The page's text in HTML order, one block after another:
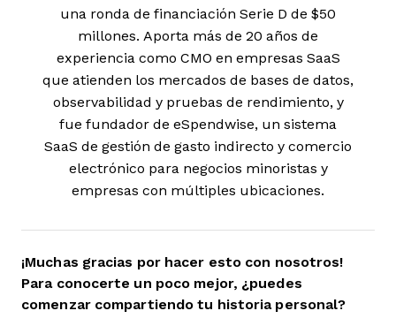
una ronda de financiación Serie D de $50
millones. Aporta más de 20 años de
experiencia como CMO en empresas SaaS
que atienden los mercados de bases de datos,
observabilidad y pruebas de rendimiento, y
fue fundador de eSpendwise, un sistema
SaaS de gestión de gasto indirecto y comercio
electrónico para negocios minoristas y
empresas con múltiples ubicaciones.
¡Muchas gracias por hacer esto con nosotros!
Para conocerte un poco mejor, ¿puedes
comenzar compartiendo tu historia personal?